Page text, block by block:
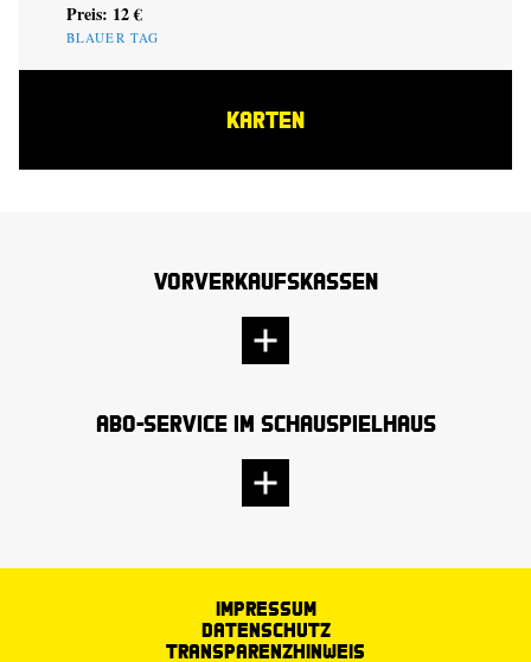
Preis: 12 €
BLAUER TAG
KARTEN
Vorverkaufskassen
Abo-Service im Schauspielhaus
Impressum
Datenschutz
Transparenzhinweis